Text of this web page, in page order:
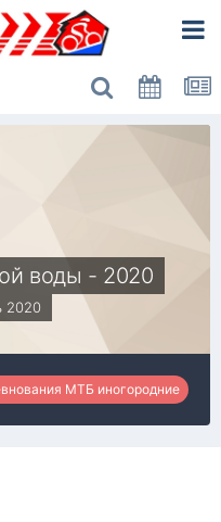
воды - 2020
2020
МТБ иногородние